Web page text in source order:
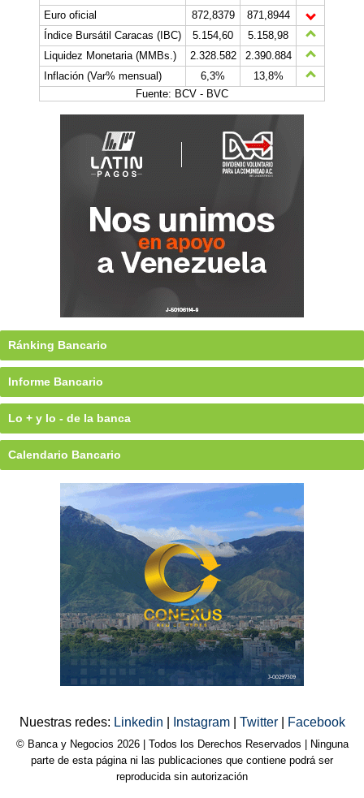
Euro oficial
872,8379
871,8944
Índice Bursátil Caracas (IBC)
5.154,60
5.158,98
Liquidez Monetaria (MMBs.)
2.328.582
2.390.884
Inflación (Var% mensual)
6,3%
13,8%
Fuente: BCV - BVC
Ránking Bancario
Informe Bancario
Lo + y lo - de la banca
Calendario Bancario
Nuestras redes: Linkedin Instagram Twitter Facebook
© Banca y Negocios 2026 | Todos los Derechos Reservados | Ninguna
parte de esta página ni las publicaciones que contiene podrá ser
reproducida sin autorización